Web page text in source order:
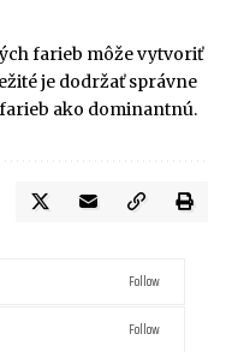
farieb môže vytvoriť
je dodržať správne
ako dominantnú.
Follow
Follow